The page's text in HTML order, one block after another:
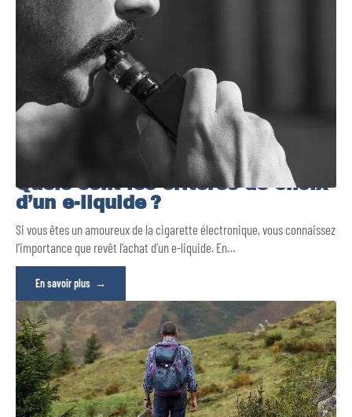
Quels sont les critères de choix
d’un e-liquide ?
Si vous êtes un amoureux de la cigarette électronique, vous connaissez
l’importance que revêt l’achat d’un e-liquide. En…
En savoir plus